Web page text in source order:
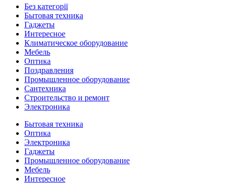
Без категорії
Бытовая техника
Гаджеты
Интересное
Климатическое оборудование
Мебель
Оптика
Поздравления
Промышленное оборудование
Сантехника
Строительство и ремонт
Электроника
Close
Menu
Бытовая техника
Оптика
Электроника
Гаджеты
Промышленное оборудование
Мебель
Интересное